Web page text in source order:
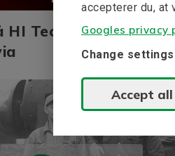
accepterer du, at
Googles privacy
Change settings
Accept all
HI Tech & Industry